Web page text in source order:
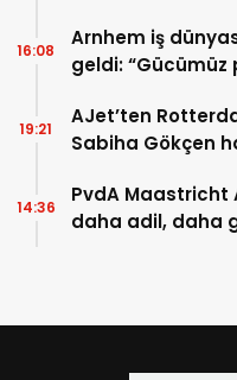
Arnhem iş
geldi: “Gücümüz
16:08
AJet’ten
Sabiha Gökçen
19:21
PvdA Maastricht
daha adil, daha
14:36